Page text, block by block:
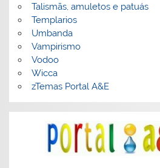
Talismãs, amuletos e patuás
Templarios
Umbanda
Vampirismo
Vodoo
Wicca
zTemas Portal A&E